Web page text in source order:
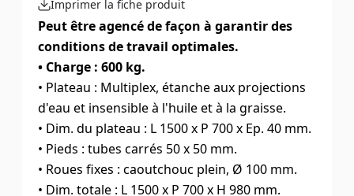
Imprimer la fiche produit
Peut être agencé de façon à garantir des
conditions de travail optimales.
• Charge : 600 kg.
• Plateau : Multiplex, étanche aux projections
d'eau et insensible à l'huile et à la graisse.
• Dim. du plateau : L 1500 x P 700 x Ep. 40 mm.
• Pieds : tubes carrés 50 x 50 mm.
• Roues fixes : caoutchouc plein, Ø 100 mm.
• Dim. totale : L 1500 x P 700 x H 980 mm.